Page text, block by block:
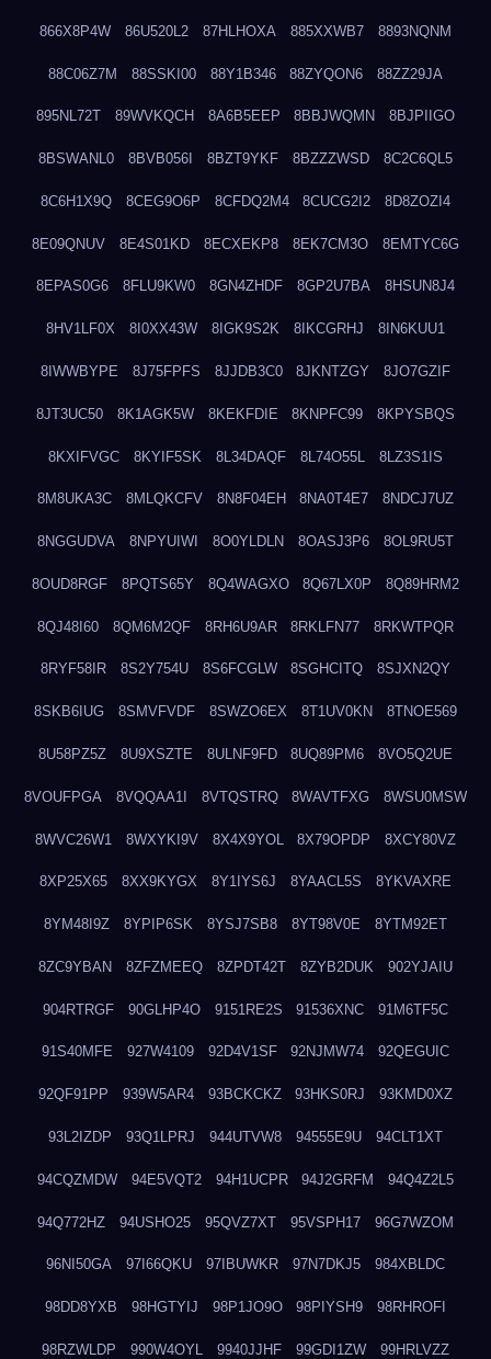
866X8P4W 86U520L2 87HLHOXA 885XXWB7 8893NQNM
88C06Z7M 88SSKI00 88Y1B346 88ZYQON6 88ZZ29JA
895NL72T 89WVKQCH 8A6B5EEP 8BBJWQMN 8BJPIIGO
8BSWANL0 8BVB056I 8BZT9YKF 8BZZZWSD 8C2C6QL5
8C6H1X9Q 8CEG9O6P 8CFDQ2M4 8CUCG2I2 8D8ZOZI4
8E09QNUV 8E4S01KD 8ECXEKP8 8EK7CM3O 8EMTYC6G
8EPAS0G6 8FLU9KW0 8GN4ZHDF 8GP2U7BA 8HSUN8J4
8HV1LF0X 8I0XX43W 8IGK9S2K 8IKCGRHJ 8IN6KUU1
8IWWBYPE 8J75FPFS 8JJDB3C0 8JKNTZGY 8JO7GZIF
8JT3UC50 8K1AGK5W 8KEKFDIE 8KNPFC99 8KPYSBQS
8KXIFVGC 8KYIF5SK 8L34DAQF 8L74O55L 8LZ3S1IS
8M8UKA3C 8MLQKCFV 8N8F04EH 8NA0T4E7 8NDCJ7UZ
8NGGUDVA 8NPYUIWI 8O0YLDLN 8OASJ3P6 8OL9RU5T
8OUD8RGF 8PQTS65Y 8Q4WAGXO 8Q67LX0P 8Q89HRM2
8QJ48I60 8QM6M2QF 8RH6U9AR 8RKLFN77 8RKWTPQR
8RYF58IR 8S2Y754U 8S6FCGLW 8SGHCITQ 8SJXN2QY
8SKB6IUG 8SMVFVDF 8SWZO6EX 8T1UV0KN 8TNOE569
8U58PZ5Z 8U9XSZTE 8ULNF9FD 8UQ89PM6 8VO5Q2UE
8VOUFPGA 8VQQAA1I 8VTQSTRQ 8WAVTFXG 8WSU0MSW
8WVC26W1 8WXYKI9V 8X4X9YOL 8X79OPDP 8XCY80VZ
8XP25X65 8XX9KYGX 8Y1IYS6J 8YAACL5S 8YKVAXRE
8YM48I9Z 8YPIP6SK 8YSJ7SB8 8YT98V0E 8YTM92ET
8ZC9YBAN 8ZFZMEEQ 8ZPDT42T 8ZYB2DUK 902YJAIU
904RTRGF 90GLHP4O 9151RE2S 91536XNC 91M6TF5C
91S40MFE 927W4109 92D4V1SF 92NJMW74 92QEGUIC
92QF91PP 939W5AR4 93BCKCKZ 93HKS0RJ 93KMD0XZ
93L2IZDP 93Q1LPRJ 944UTVW8 94555E9U 94CLT1XT
94CQZMDW 94E5VQT2 94H1UCPR 94J2GRFM 94Q4Z2L5
94Q772HZ 94USHO25 95QVZ7XT 95VSPH17 96G7WZOM
96NI50GA 97I66QKU 97IBUWKR 97N7DKJ5 984XBLDC
98DD8YXB 98HGTYIJ 98P1JO9O 98PIYSH9 98RHROFI
98RZWLDP 990W4OYL 9940JJHF 99GDI1ZW 99HRLVZZ